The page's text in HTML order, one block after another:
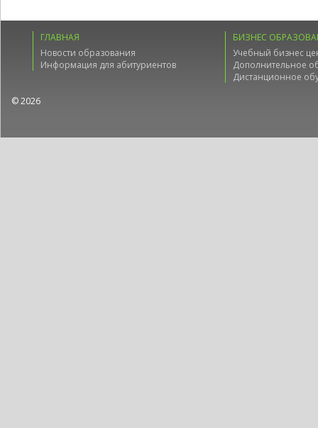
ГЛАВНАЯ
Новости образования
Информация для абитуриентов
БИЗНЕС
Учебный бизнес
Дополнительное
Дистанционное
© 2026